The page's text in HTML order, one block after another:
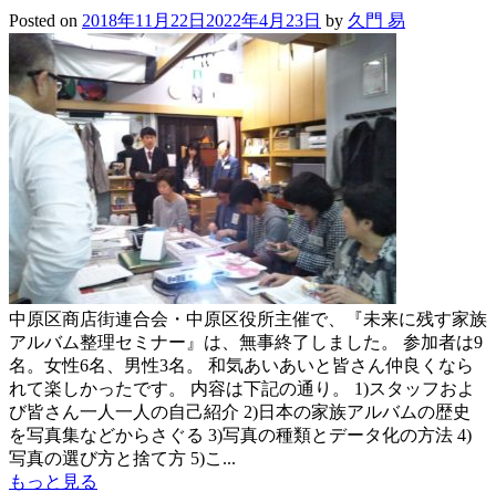
Posted on 2018年11月22日 2022年4月23日 by 久門 易
中原区商店街連合会・中原区役所主催で、『未来に残す家族
アルバム整理セミナー』は、無事終了しました。 参加者は9
名。女性6名、男性3名。 和気あいあいと皆さん仲良くなら
れて楽しかったです。 内容は下記の通り。 1)スタッフおよ
び皆さん一人一人の自己紹介 2)日本の家族アルバムの歴史
を写真集などからさぐる 3)写真の種類とデータ化の方法 4)
写真の選び方と捨て方 5)こ...
もっと見る